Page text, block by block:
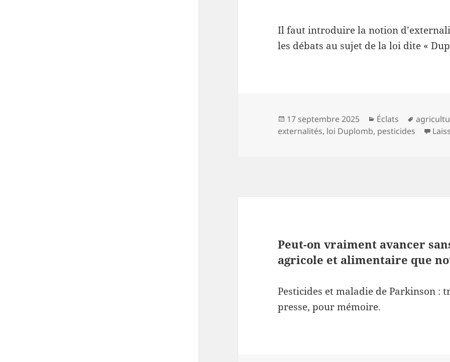
Il faut introduire la notion
les débats au sujet de la loi dite «
Publié
le
17 septembre 2025 Catégories
Éclats
Mots-
clés
externalités, loi Duplomb, pesticides
Peut-on vraiment avancer
agricole et alimentaire que
Pesticides et maladie de Parkinson :
presse, pour mémoire.